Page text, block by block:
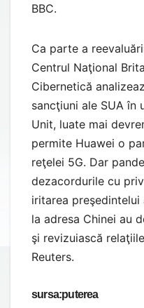
BBC.
Ca parte a
Centrul Naţional
Cibernetică
sancţiuni ale SUA în
Unit, luate mai
permite Huawei o
reţelei 5G. Dar
dezacordurile cu
iritarea preşedintelui
la adresa Chinei au
şi revizuiască
Reuters.
sursa:puterea